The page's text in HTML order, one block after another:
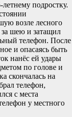
подростку.
возле лесного
за шею и затащил
телефон. После
и опасаясь быть
нанёс ей удары
по голове и
скончалась на
телефон,
с места
у местного